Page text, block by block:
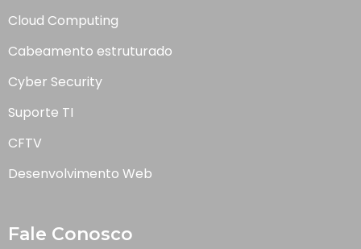
Cloud Computing
Cabeamento estruturado
Cyber Security
Suporte TI
CFTV
Desenvolvimento Web
Fale Conosco